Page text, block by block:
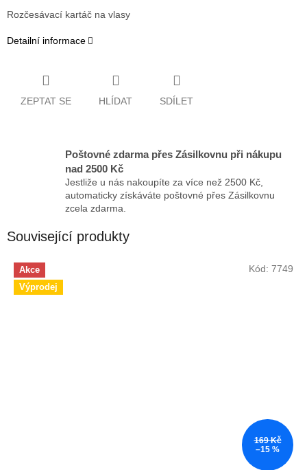
Rozčesávací kartáč na vlasy
Detailní informace
ZEPTAT SE HLÍDAT SDÍLET
Poštovné zdarma přes Zásilkovnu při nákupu
nad 2500 Kč
Jestliže u nás nakoupíte za více než 2500 Kč,
automaticky získáváte poštovné přes Zásilkovnu
zcela zdarma.
Související produkty
Akce
Výprodej
169 Kč
–15 %
Kód: 7749